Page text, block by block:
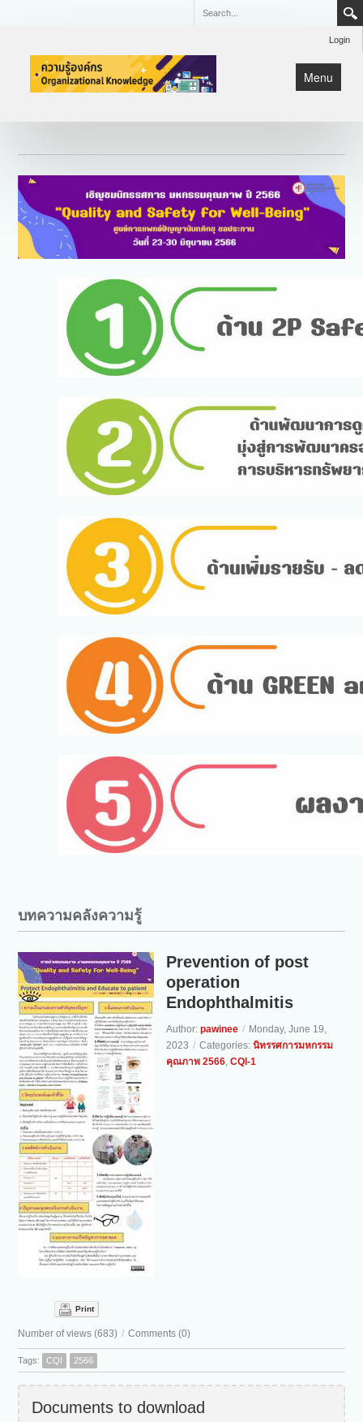
Login
Menu
หน้าแรก
Lean
มหกรรมคุณภาพ CQI
บทความคลังความรู้
Prevention of post
operation
Endophthalmitis
Author:pawinee / Monday, June 19,
2023 / Categories:นิทรรศการมหกรรม
คุณภาพ 2566,CQI-1
Print
Number of views (683) / Comments (0)
Tags: CQI 2566
Documents to download